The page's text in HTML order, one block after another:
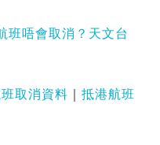
班唔會取消？天文台
取消資料
抵港航班